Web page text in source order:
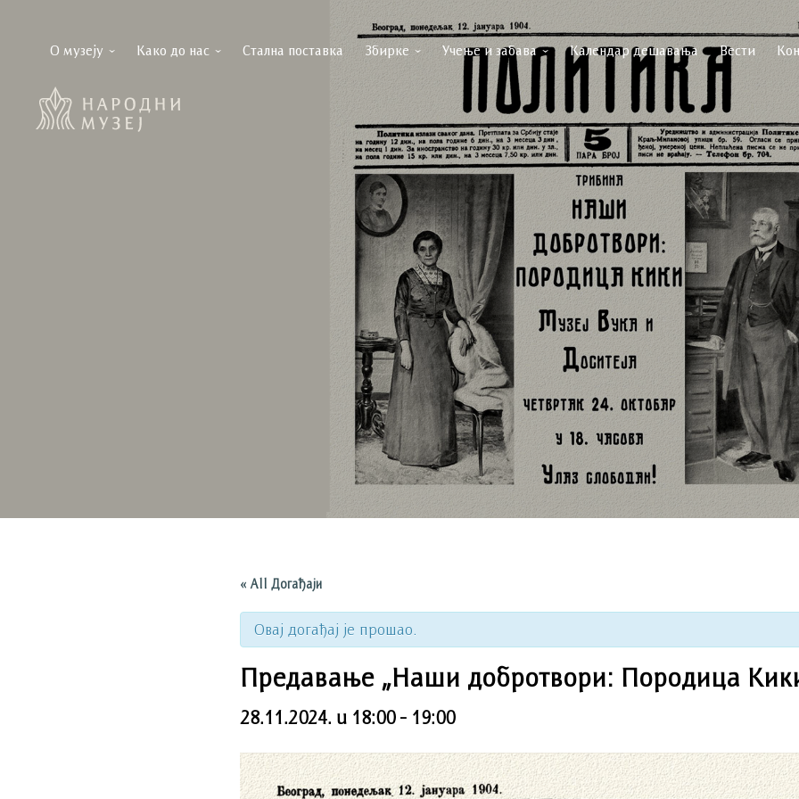
О музеју Како до нас Стална поставка Збирке Учење и забава Календар дешавања Вести
« All Догађаји
Овај догађај је прошао.
Предавање „Наши добротвори: Породица
28.11.2024. u 18:00- 19:00